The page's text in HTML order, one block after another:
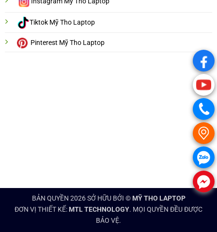
Tiktok Mỹ Tho Laptop
Pinterest Mỹ Tho Laptop
BẢN QUYỀN 2026 SỞ HỮU BỞI © MỸ THO LAPTOP
ĐƠN VỊ THIẾT KẾ: MTL TECHNOLOGY. MỌI QUYỀN ĐỀU ĐƯỢC
BẢO VỆ.
.
.
.
.
.
.